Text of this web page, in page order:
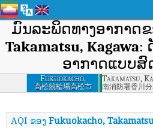
ມົນລະພິດທາງອາກາດຂ
Takamatsu, Kagawa:
ອາກາດແບບສົ
Fukuokacho,
Takamatsu, Kagawa
高松競輪場高松市
Takamatsu,
南消防署香川
AQI ຂອງFukuokacho,